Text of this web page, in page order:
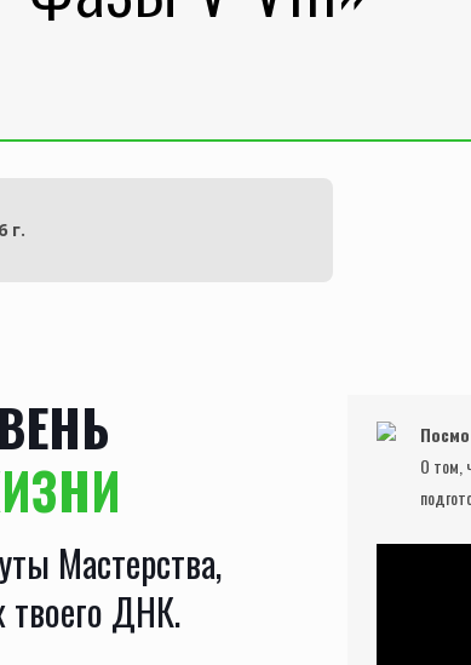
г.
Мастерства,
твоего ДНК.
О том,